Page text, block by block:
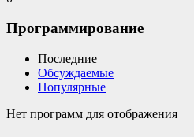
Программирование
Последние
Обсуждаемые
Популярные
Нет программ для отображения